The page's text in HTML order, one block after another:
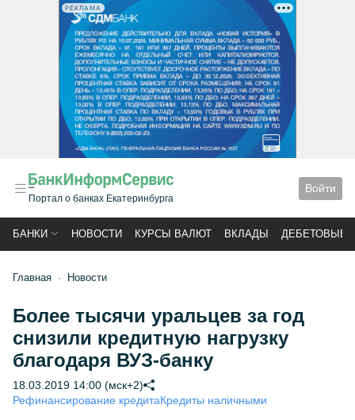
РЕКЛАМА
Портал о банках Екатеринбурга
Войти
БАНКИ НОВОСТИ КУРСЫ ВАЛЮТ ВКЛАДЫ ДЕБЕТОВЫЕ
Главная Новости
Более тысячи уральцев за год
снизили кредитную нагрузку
благодаря ВУЗ-банку
18.03.2019 14:00 (мск+2)
Рефинансирование кредитаКредиты наличными